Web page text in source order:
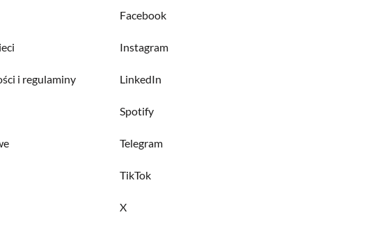
i regulaminy
Facebook
Instagram
LinkedIn
Spotify
Telegram
TikTok
X